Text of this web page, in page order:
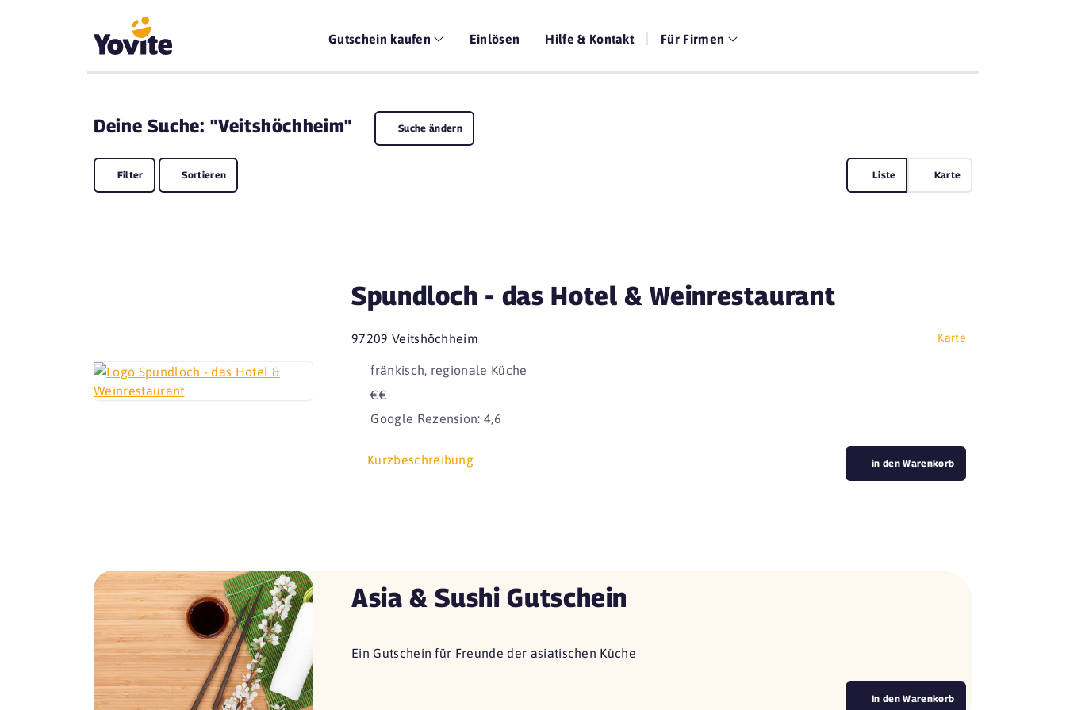
Gutschein kaufen Einlösen Hilfe & Kontakt Für Firmen
Deine Suche: "Veitshöchheim" Suche ändern
Filter Sortieren Liste Karte
Spundloch - das Hotel & Weinrestaurant
97209 Veitshöchheim Karte
fränkisch, regionale Küche
€€
Google Rezension: 4,6
Kurzbeschreibung in den Warenkorb
Asia & Sushi Gutschein
Ein Gutschein für Freunde der asiatischen Küche
In den Warenkorb